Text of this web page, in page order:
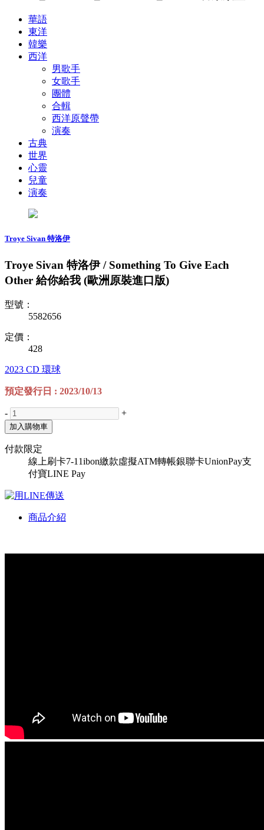
華語
東洋
韓樂
西洋
男歌手
女歌手
團體
合輯
西洋原聲帶
演奏
古典
世界
心靈
兒童
演奏
Troye Sivan 特洛伊
Troye Sivan 特洛伊 / Something To Give Each
Other 給你給我 (歐洲原裝進口版)
型號：
5582656
定價：
428
2023 CD 環球
預定發行日 : 2023/10/13
- +
加入購物車
付款限定
線上刷卡7-11ibon繳款虛擬ATM轉帳銀聯卡UnionPay支
付寶LINE Pay
商品介紹